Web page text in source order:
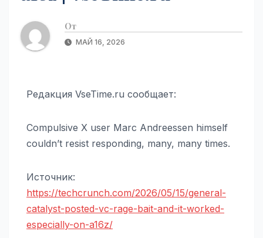
От
МАЙ 16, 2026
Редакция VseTime.ru сообщает:
Compulsive X user Marc Andreessen himself
couldn’t resist responding, many, many times.
Источник:
https://techcrunch.com/2026/05/15/general-
catalyst-posted-vc-rage-bait-and-it-worked-
especially-on-a16z/